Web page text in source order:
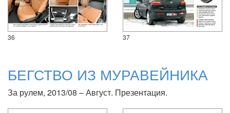
36 37
БЕГСТВО ИЗ МУРАВЕЙНИКА
За рулем, 2013/08 – Август. Презентация.